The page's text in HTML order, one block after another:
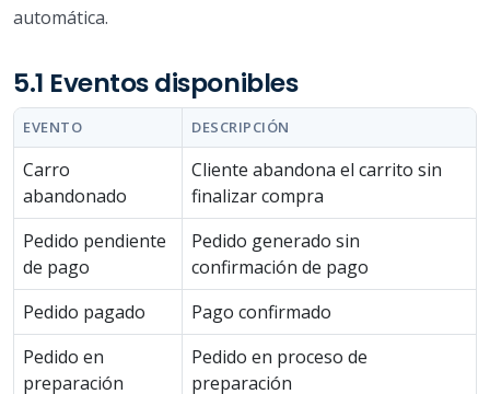
automática.
5.1 Eventos disponibles
EVENTO DESCRIPCIÓN
Carro
abandonado
Cliente abandona el carrito sin
finalizar compra
Pedido pendiente
de pago
Pedido generado sin
confirmación de pago
Pedido pagado
Pago confirmado
Pedido en
preparación
Pedido en proceso de
preparación